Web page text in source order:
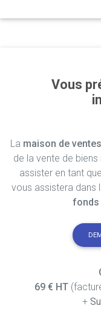
Vous
La maison de
de la vente de
assister en tant
vous assistera dans
fonds
69 € HT
+